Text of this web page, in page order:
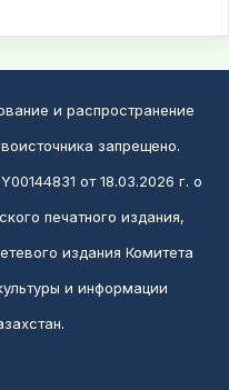
и распространение
запрещено.
от 18.03.2026 г. о
печатного издания,
издания Комитета
и информации